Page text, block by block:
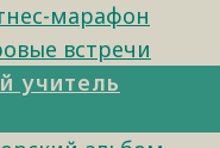
марафон
встречи
учитель